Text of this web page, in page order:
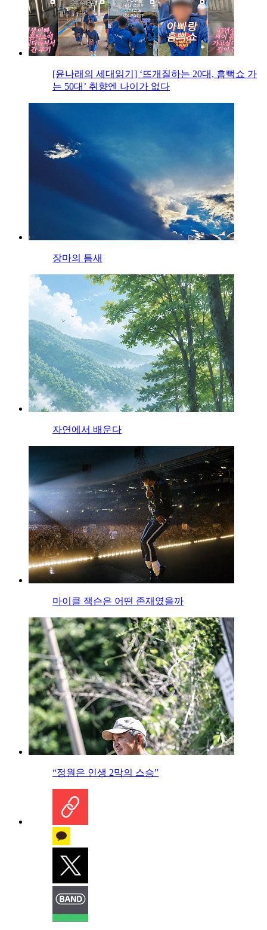
[윤나래의 세대읽기] ‘뜨개질하는 20대, 흠뻑쇼 가
는 50대’ 취향엔 나이가 없다
장마의 틈새
자연에서 배운다
마이클 잭슨은 어떤 존재였을까
“정원은 인생 2막의 스승”